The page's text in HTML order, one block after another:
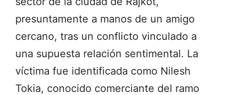
presuntamente a manos de un amigo
cercano, tras un conflicto vinculado a
una supuesta relación sentimental. La
víctima fue identificada como Nilesh
Tokia, conocido comerciante del ramo